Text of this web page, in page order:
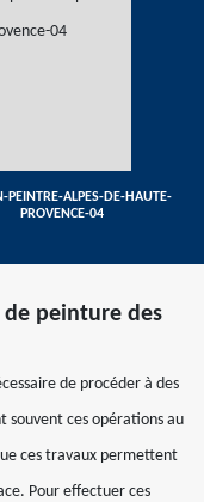
PEINTRE-ALPES-DE-HAUTE-
PROVENCE-04
peinture des
de procéder à des
souvent ces opérations au
ces travaux permettent
Pour effectuer ces